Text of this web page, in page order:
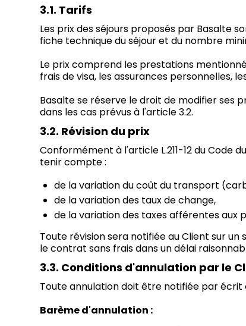
3.1. Tarifs
Les prix des séjours proposés par Basalte
fiche technique du séjour et du nombre
Le prix comprend les prestations
frais de visa, les assurances personnelles,
Basalte se réserve le droit de modifier ses
dans les cas prévus à l'article 3.2.
3.2. Révision du prix
Conformément à l'article L.211-12 du Code
tenir compte :
de la variation du coût du transport
de la variation des taux de change,
de la variation des taxes afférentes aux
Toute révision sera notifiée au Client sur
le contrat sans frais dans un délai
3.3. Conditions d'annulation par le
Toute annulation doit être notifiée par écrit
Barème d'annulation :